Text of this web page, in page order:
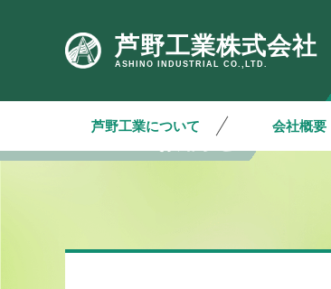
芦野工業株式会社
ASHINO INDUSTRIAL CO.,LTD.
芦野工業について 会社概要
お知らせ